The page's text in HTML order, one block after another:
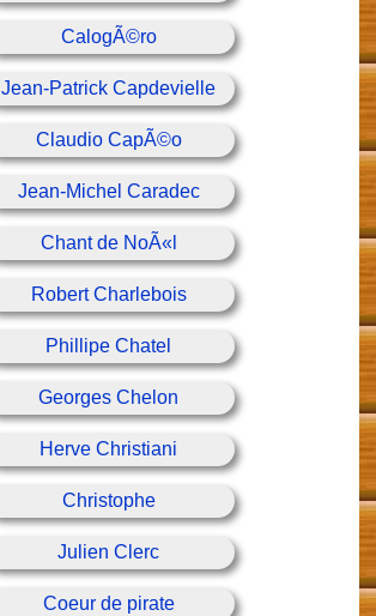
CalogÃ©ro
Jean-Patrick Capdevielle
Claudio CapÃ©o
Jean-Michel Caradec
Chant de NoÃ«l
Robert Charlebois
Phillipe Chatel
Georges Chelon
Herve Christiani
Christophe
Julien Clerc
Coeur de pirate